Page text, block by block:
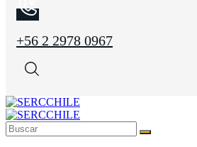
+56 2 2978 0967